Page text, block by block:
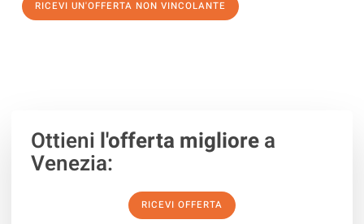
RICEVI UN'OFFERTA NON VINCOLANTE
Ottieni l'offerta migliorea
Venezia:
RICEVI OFFERTA